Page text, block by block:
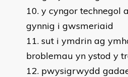
y cyngor technegol
gynnig i gwsmeriaid
sut i ymdrin ag
broblemau yn ystod y
pwysigrwydd